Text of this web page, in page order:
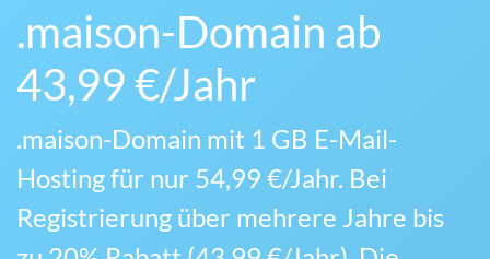
.maison-Domain ab
43,99 €/Jahr
.maison-Domain mit 1 GB E-Mail-
Hosting für nur 54,99 €/Jahr. Bei
Registrierung über mehrere Jahre bis